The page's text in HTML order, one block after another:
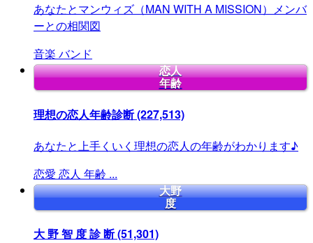
あなたとマンウィズ（MAN WITH A MISSION）メンバ
ーとの相関図
音楽 バンド
恋人
年齢
理想の恋人年齢診断(227,513)
あなたと上手くいく理想の恋人の年齢がわかります♪
恋愛 恋人 年齢 ...
大野
度
大 野 智 度 診 断(51,301)